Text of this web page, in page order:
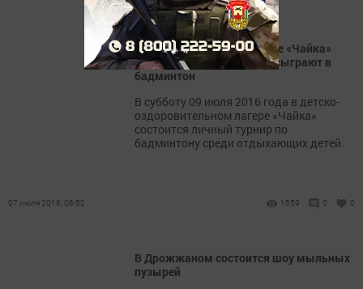
Отдыхающие дети в лагере «Чайка»
Дрожжановского района сыграют в
бадминтон
В субботу 09 июля 2016 года в детско-
оздоровительном лагере «Чайка»
состоится личный турнир по
бадминтону среди отдыхающих детей.
07 июля 2016, 06:52 1559 0 0
В Дрожжаном состоится шоу мыльных
пузырей